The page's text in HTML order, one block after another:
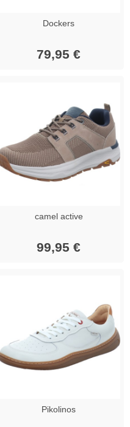
Dockers
79,95 €
camel active
99,95 €
Pikolinos